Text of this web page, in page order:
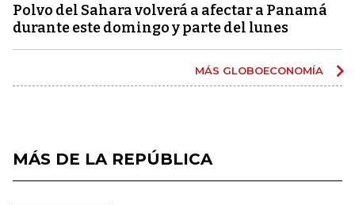
Polvo del Sahara volverá a afectar a Panamá
durante este domingo y parte del lunes
MÁS GLOBOECONOMÍA
MÁS DE LA REPÚBLICA